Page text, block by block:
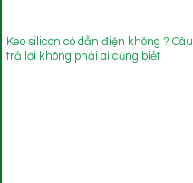
Keo silicon có dẫn điện không ? Câu
trả lời không phải ai cũng biết